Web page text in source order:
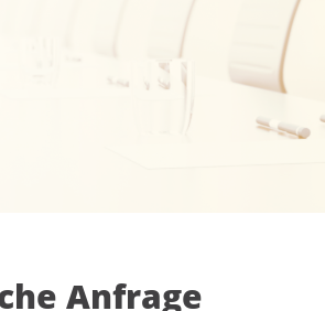
Anfrage